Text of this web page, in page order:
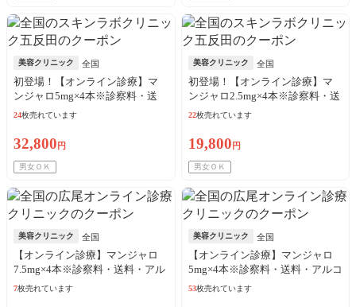
美容クリニック 全国
初登場！【オンライン診療】マ
ンジャロ5mg×4本※診察料・送
料・アルコール綿込／リピート
24枚売れています
32,800 円
男女ＯＫ
美容クリニック 全国
初登場！【オンライン診療】マ
ンジャロ2.5mg×4本※診察料・送
料・アルコール綿込／リピート
22枚売れています
19,800 円
男女ＯＫ
美容クリニック 全国
【オンライン診療】マンジャロ
7.5mg×4本※診察料・送料・アル
コール綿込
7枚売れています
美容クリニック 全国
【オンライン診療】マンジャロ
5mg×4本※診察料・送料・アルコ
ール綿込
53枚売れています